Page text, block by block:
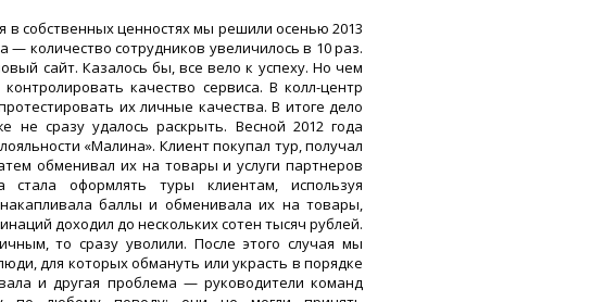
в собственных ценностях мы решили осенью 2013
количество сотрудников увеличилось в 10 раз.
сайт. Казалось бы, все вело к успеху. Но чем
качество сервиса. В колл-центр
их личные качества. В итоге дело
сразу удалось раскрыть. Весной 2012 года
«Малина». Клиент покупал тур, получал
обменивал их на товары и услуги партнеров
оформлять туры клиентам, используя
баллы и обменивала их на товары,
доходил до нескольких сотен тысяч рублей.
то сразу уволили. После этого случая мы
для которых обмануть или украсть в порядке
и другая проблема — руководители команд